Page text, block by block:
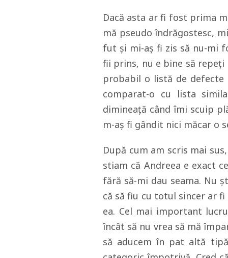
Dacă asta ar fi fost prima
mă pseudo îndrăgostesc,
fut și mi-aș fi zis să nu-mi
fii prins, nu e bine să
probabil o listă de
comparat-o cu lista
dimineață când îmi scuip
m-aș fi gândit nici măcar o
După cum am scris mai
stiam că Andreea e exact
fără să-mi dau seama. Nu
că să fiu cu totul sincer ar
ea. Cel mai important
încât să nu vrea să mă
să aducem în pat altă